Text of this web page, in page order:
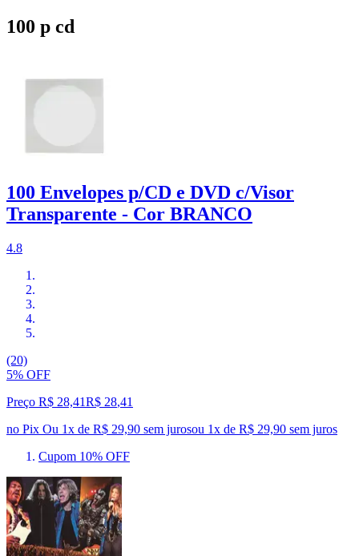
100 p cd
100 Envelopes p/CD e DVD c/Visor
Transparente - Cor BRANCO
4.8
(20)
5% OFF
Preço R$ 28,41R$ 28,41
no Pix Ou 1x de R$ 29,90 sem jurosou 1x de R$ 29,90 sem juros
Cupom 10% OFF